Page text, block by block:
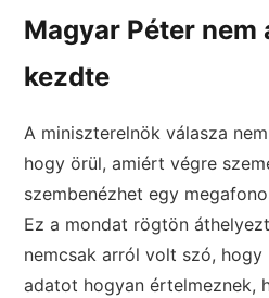
Magyar Péter
kezdte
A miniszterelnök válasza
hogy örül, amiért végre
szembenézhet egy
Ez a mondat rögtön
nemcsak arról volt szó, hogy
adatot hogyan értelmeznek,